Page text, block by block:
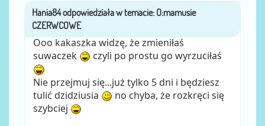
przezHania84
Ooo kakaszka widzę, że zmieniłaś
suwaczek
czyli po prostu go wyrzuciłaś
Nie przejmuj się...już tylko 5 dni i będziesz
tulić dzidziusia
no chyba, że rozkręci się
szybciej